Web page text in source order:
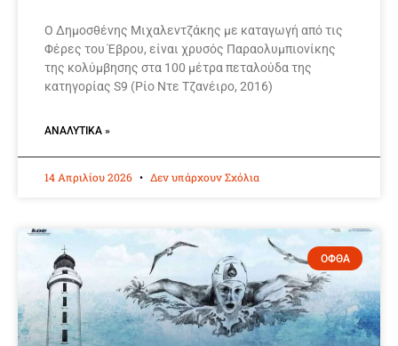
Ο Δημοσθένης Μιχαλεντζάκης με καταγωγή από τις
Φέρες του Έβρου, είναι χρυσός Παραολυμπιονίκης
της κολύμβησης στα 100 μέτρα πεταλούδα της
κατηγορίας S9 (Ρίο Ντε Τζανέιρο, 2016)
ΑΝΑΛΥΤΙΚΆ »
14 Απριλίου 2026 Δεν υπάρχουν Σχόλια
ΟΦΘΑ